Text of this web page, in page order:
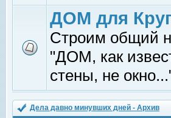
ДОМ для
Строим общий
"ДОМ, как
стены, не
Дела давно минувших дней - Архив